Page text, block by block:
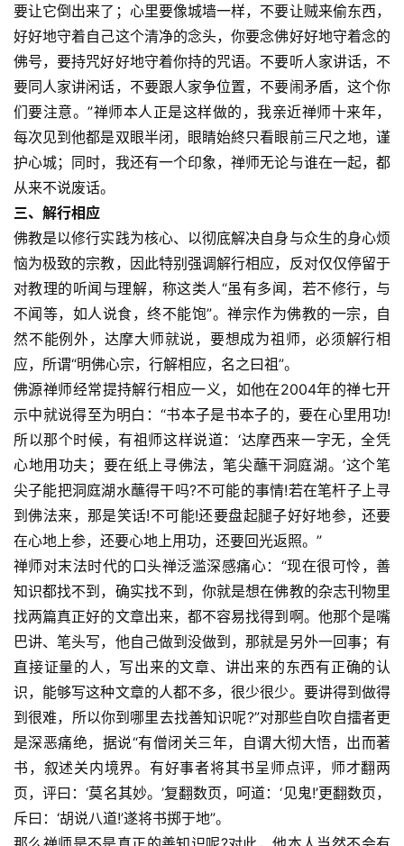
要让它倒出来了；心里要像城墙一样，不要让贼来偷东西，
好好地守着自己这个清净的念头，你要念佛好好地守着念的
佛号，要持咒好好地守着你持的咒语。不要听人家讲话，不
要同人家讲闲话，不要跟人家争位置，不要闹矛盾，这个你
们要注意。”禅师本人正是这样做的，我亲近禅师十来年，
每次见到他都是双眼半闭，眼睛始終只看眼前三尺之地，谨
护心城；同时，我还有一个印象，禅师无论与谁在一起，都
从来不说废话。
三、解行相应
佛教是以修行实践为核心、以彻底解决自身与众生的身心烦
恼为极致的宗教，因此特别强调解行相应，反对仅仅停留于
对教理的听闻与理解，称这类人“虽有多闻，若不修行，与
不闻等，如人说食，终不能饱”。禅宗作为佛教的一宗，自
然不能例外，达摩大师就说，要想成为祖师，必须解行相
应，所谓“明佛心宗，行解相应，名之曰祖”。
佛源禅师经常提持解行相应一义，如他在2004年的禅七开
示中就说得至为明白：“书本子是书本子的，要在心里用功!
所以那个时候，有祖师这样说道：‘达摩西来一字无，全凭
心地用功夫；要在纸上寻佛法，笔尖蘸干洞庭湖。’这个笔
尖子能把洞庭湖水蘸得干吗?不可能的事情!若在笔杆子上寻
到佛法来，那是笑话!不可能!还要盘起腿子好好地参，还要
在心地上参，还要心地上用功，还要回光返照。”
禅师对末法时代的口头禅泛滥深感痛心：“现在很可怜，善
知识都找不到，确实找不到，你就是想在佛教的杂志刊物里
找两篇真正好的文章出来，都不容易找得到啊。他那个是嘴
巴讲、笔头写，他自己做到没做到，那就是另外一回事；有
直接证量的人，写出来的文章、讲出来的东西有正确的认
识，能够写这种文章的人都不多，很少很少。要讲得到做得
到很难，所以你到哪里去找善知识呢?”对那些自吹自擂者更
是深恶痛绝，据说“有僧闭关三年，自谓大彻大悟，出而著
书，叙述关内境界。有好事者将其书呈师点评，师才翻两
页，评曰：‘莫名其妙。’复翻数页，呵道：‘见鬼!’更翻数页，
斥曰：‘胡说八道!’遂将书掷于地”。